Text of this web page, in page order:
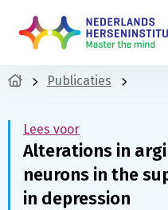
Publicaties
Lees voor
Alterations in
neurons in the
in depression